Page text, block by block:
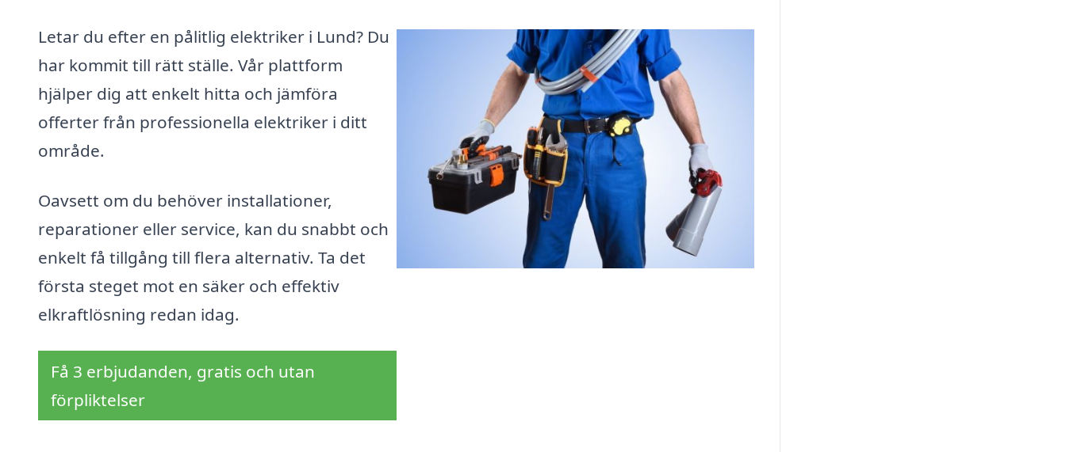
Letar du efter en pålitlig elektriker i Lund? Du
har kommit till rätt ställe. Vår plattform
hjälper dig att enkelt hitta och jämföra
offerter från professionella elektriker i ditt
område.
Oavsett om du behöver installationer,
reparationer eller service, kan du snabbt och
enkelt få tillgång till flera alternativ. Ta det
första steget mot en säker och effektiv
elkraftlösning redan idag.
Få 3 erbjudanden, gratis och utan
förpliktelser